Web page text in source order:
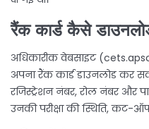
रैंक कार्ड कैसे
अधिकारीक वेबसाइट
अपना रैंक कार्ड डाउनलोड कर
रजिस्ट्रेशन नंबर, रोल नंबर और
उनकी परीक्षा की स्थिति, कट-